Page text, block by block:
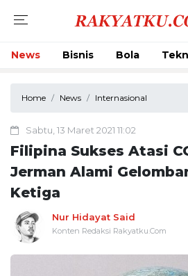
News Bisnis Bola
Home News Internasional
Sabtu, 13 Maret 2021 11:02
Filipina Sukses Atasi
Jerman Alami
Ketiga
Nur Hidayat Said
Konten Redaksi Rakyatku.Com